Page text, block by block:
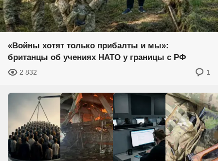
«Войны хотят только прибалты и мы»:
британцы об учениях НАТО у границы с РФ
2 832 1